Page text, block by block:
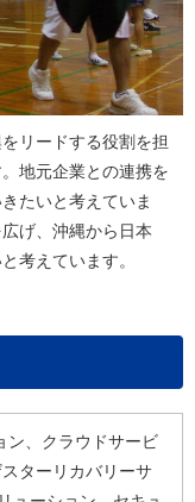
リードする役割を担
地元企業との連携を
たいと考えていま
げ、沖縄から日本
考えています。
ン、クラウドサービ
ターリカバリーサ